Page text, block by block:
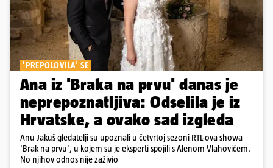
'PREPOLOVILA' SE
Ana iz 'Braka na prvu' danas je
neprepoznatljiva: Odselila je iz
Hrvatske, a ovako sad izgleda
Anu Jakuš gledatelji su upoznali u četvrtoj sezoni RTL-ova showa
'Brak na prvu', u kojem su je eksperti spojili s Alenom Vlahovićem.
No njihov odnos nije zaživio